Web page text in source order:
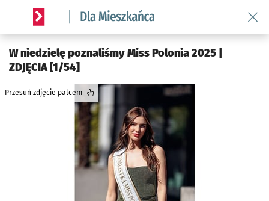
Serwis informacyjny wroclaw.pl podserwis: Dla mieszkańca
W niedzielę poznaliśmy Miss Polonia 2025 |
ZDJĘCIA [1/54]
Przesuń zdjęcie palcem